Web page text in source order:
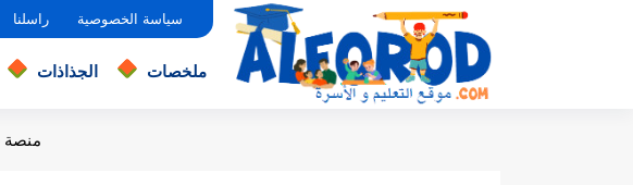
سياسة الخصوصية راسلنا
ملخصات الجذاذات
منصة